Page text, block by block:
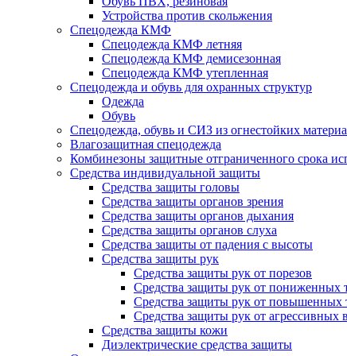
Устройства против скольжения
Спецодежда КМФ
Спецодежда КМФ летняя
Спецодежда КМФ демисезонная
Спецодежда КМФ утепленная
Спецодежда и обувь для охранных структур
Одежда
Обувь
Спецодежда, обувь и СИЗ из огнестойких
Влагозащитная спецодежда
Комбинезоны защитные отграниченного срока
Средства индивидуальной защиты
Средства защиты головы
Средства защиты органов зрения
Средства защиты органов дыхания
Средства защиты органов слуха
Средства защиты от падения с высоты
Средства защиты рук
Средства защиты рук от порезов
Средства защиты рук от пониженных
Средства защиты рук от повышенных
Средства защиты рук от агрессивных
Средства защиты кожи
Диэлектрические средства защиты